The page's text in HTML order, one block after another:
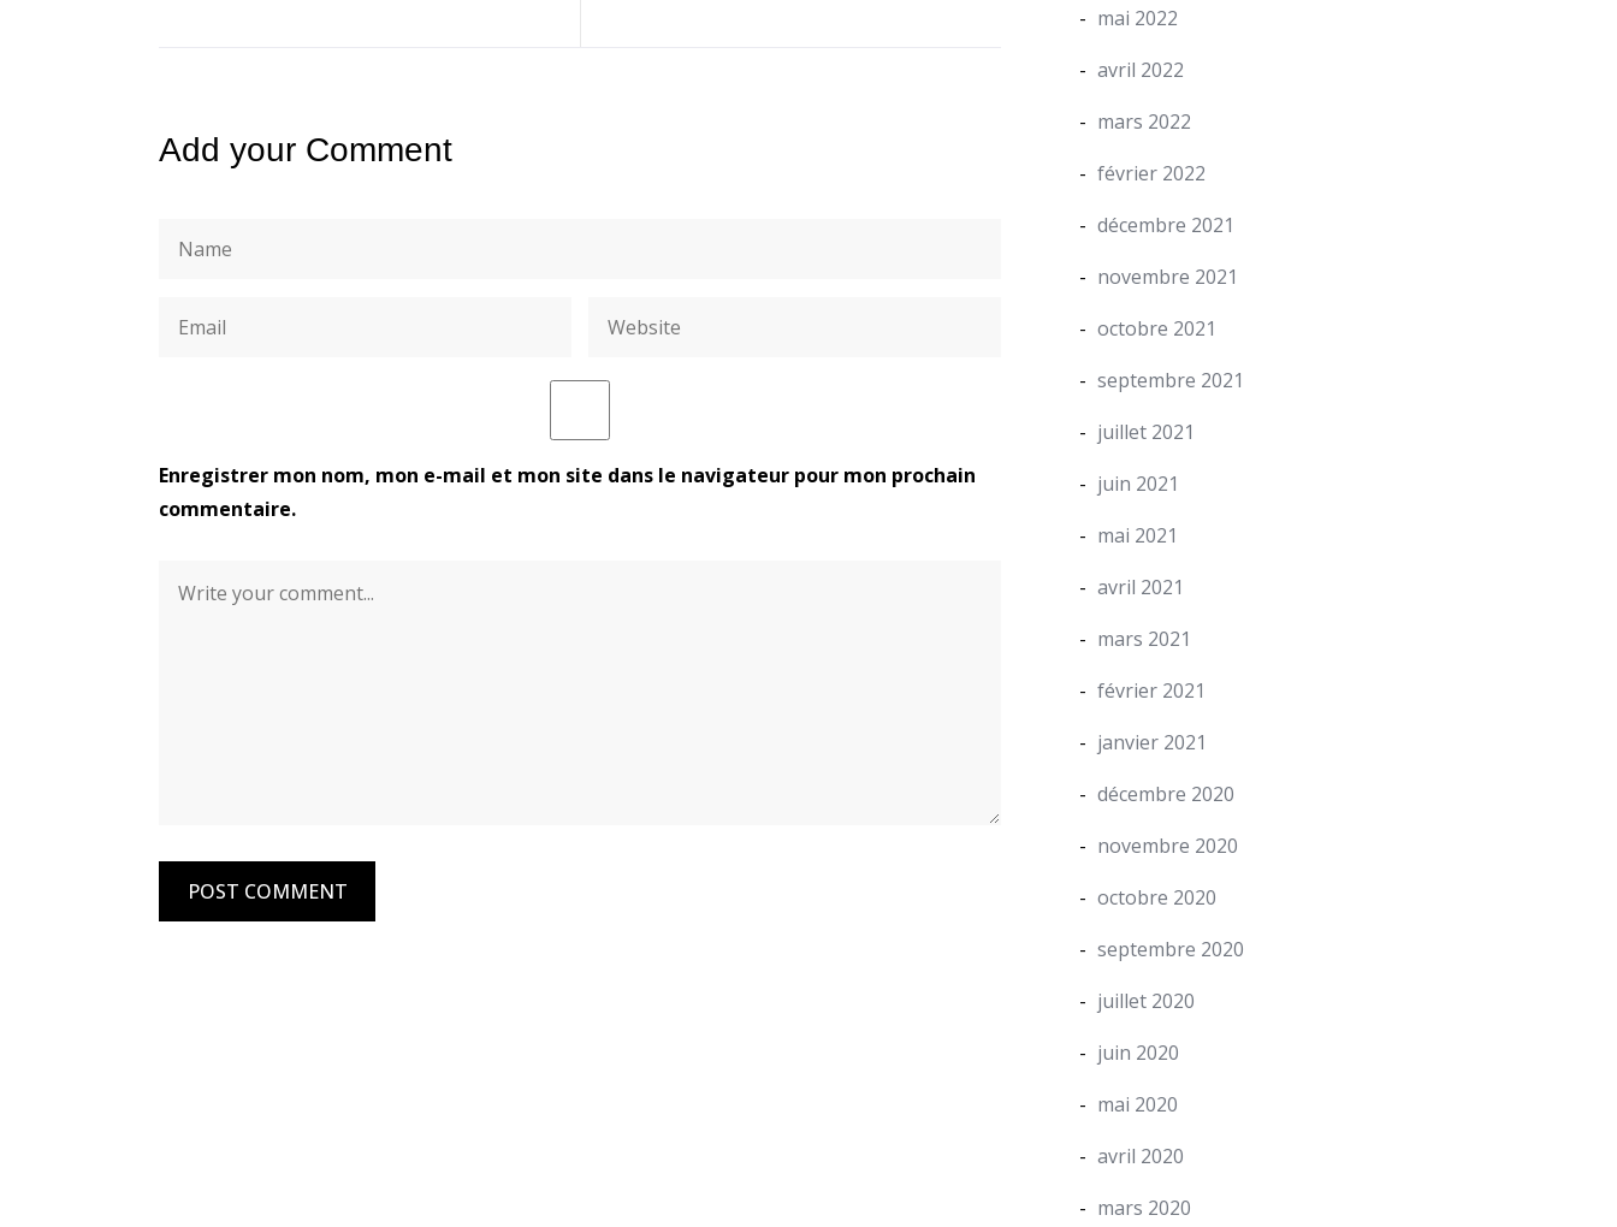
Add your Comment
Enregistrer mon nom, mon e-mail et mon site dans le navigateur pour mon prochain
commentaire.
mai 2022
avril 2022
mars 2022
février 2022
décembre 2021
novembre 2021
octobre 2021
septembre 2021
juillet 2021
juin 2021
mai 2021
avril 2021
mars 2021
février 2021
janvier 2021
décembre 2020
novembre 2020
octobre 2020
septembre 2020
juillet 2020
juin 2020
mai 2020
avril 2020
mars 2020